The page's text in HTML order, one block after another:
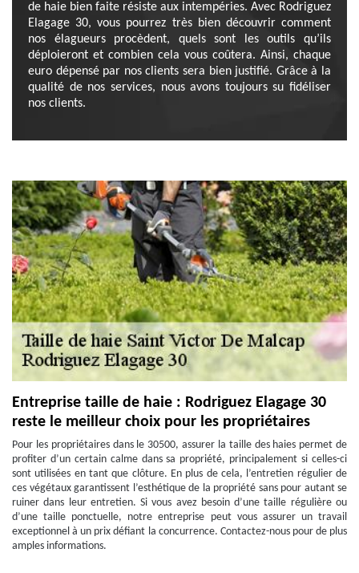
de haie bien faite résiste aux intempéries. Avec Rodriguez
Elagage 30, vous pourrez très bien découvrir comment
nos élagueurs procèdent, quels sont les outils qu’ils
déploieront et combien cela vous coûtera. Ainsi, chaque
euro dépensé par nos clients sera bien justifié. Grâce à la
qualité de nos services, nous avons toujours su fidéliser
nos clients.
Entreprise taille de haie : Rodriguez Elagage 30
reste le meilleur choix pour les propriétaires
Pour les propriétaires dans le 30500, assurer la taille des haies permet de
profiter d’un certain calme dans sa propriété, principalement si celles-ci
sont utilisées en tant que clôture. En plus de cela, l’entretien régulier de
ces végétaux garantissent l’esthétique de la propriété sans pour autant se
ruiner dans leur entretien. Si vous avez besoin d’une taille régulière ou
d’une taille ponctuelle, notre entreprise peut vous assurer un travail
exceptionnel à un prix défiant la concurrence. Contactez-nous pour de plus
amples informations.